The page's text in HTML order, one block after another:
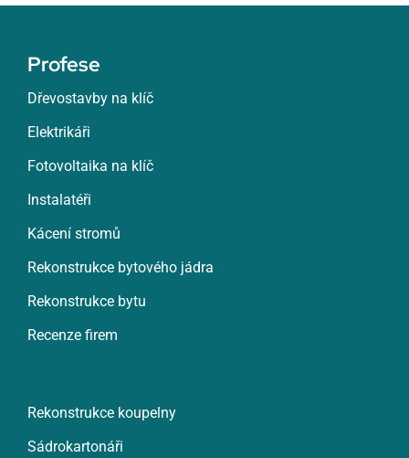
Profese
Dřevostavby na klíč
Elektrikáři
Fotovoltaika na klíč
Instalatéři
Kácení stromů
Rekonstrukce bytového jádra
Rekonstrukce bytu
Recenze firem
Rekonstrukce koupelny
Sádrokartonáři